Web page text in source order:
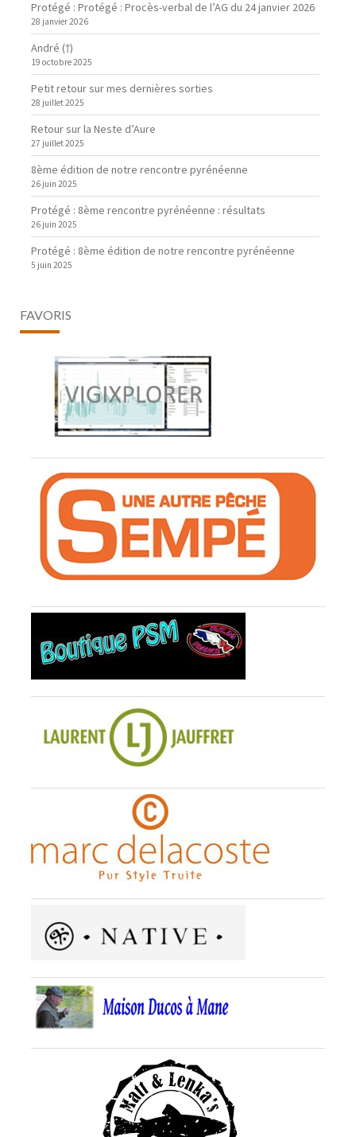
Protégé : Protégé : Procès-verbal de l’AG du 24 janvier 2026
28 janvier 2026
André (†)
19 octobre 2025
Petit retour sur mes dernières sorties
28 juillet 2025
Retour sur la Neste d’Aure
27 juillet 2025
8ème édition de notre rencontre pyrénéenne
26 juin 2025
Protégé : 8ème rencontre pyrénéenne : résultats
26 juin 2025
Protégé : 8ème édition de notre rencontre pyrénéenne
5 juin 2025
FAVORIS